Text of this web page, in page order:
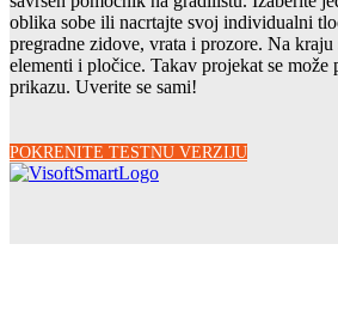
oblika sobe ili nacrtajte svoj individualni
pregradne zidove, vrata i prozore. Na kraju
elementi i pločice. Takav projekat se može
prikazu. Uverite se sami!
POKRENITE TESTNU VERZIJU